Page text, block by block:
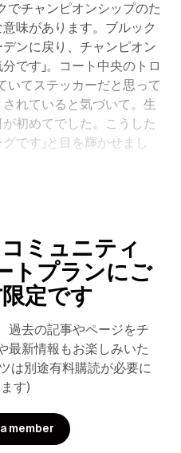
でチャンピオンシップのた
味があります。ブルック
ンに戻り、チャンピオン
です」。コート中央のトロ
いてステッカーだと思って
れていると気づいて。生
初めてでした。こうした
です」と目を輝かせまし
ミュニティ
トプランにご
定です
過去の記事やページをチ
最新情報もお楽しみいた
は別途有料購読が必要に
す)
member